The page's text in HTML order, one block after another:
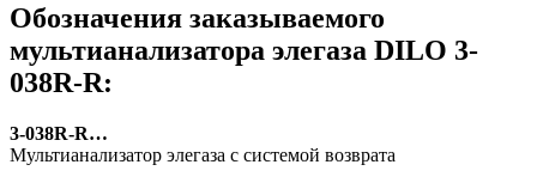
Обозначения заказываемого
мультианализатора элегаза DILO 3-
038R-R:
3-038R-R…
Мультианализатор элегаза с системой возврата